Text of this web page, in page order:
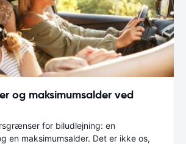
og maksimumsalder ved
for biludlejning: en
en maksimumsalder. Det er ikke os,